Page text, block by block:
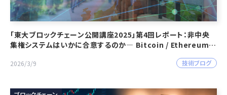
「東大ブロックチェーン公開講座2025」第4回レポート：非中央
集権システムはいかに合意するのか― Bitcoin / Ethereum
2026/3/9 技術ブログ